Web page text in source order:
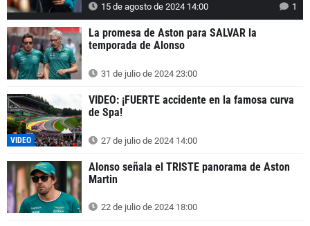
15 de agosto de 2024 14:00 1
La promesa de Aston para SALVAR la
temporada de Alonso
31 de julio de 2024 23:00
VIDEO
VIDEO: ¡FUERTE accidente en la famosa curva
de Spa!
27 de julio de 2024 14:00
Alonso señala el TRISTE panorama de Aston
Martin
22 de julio de 2024 18:00